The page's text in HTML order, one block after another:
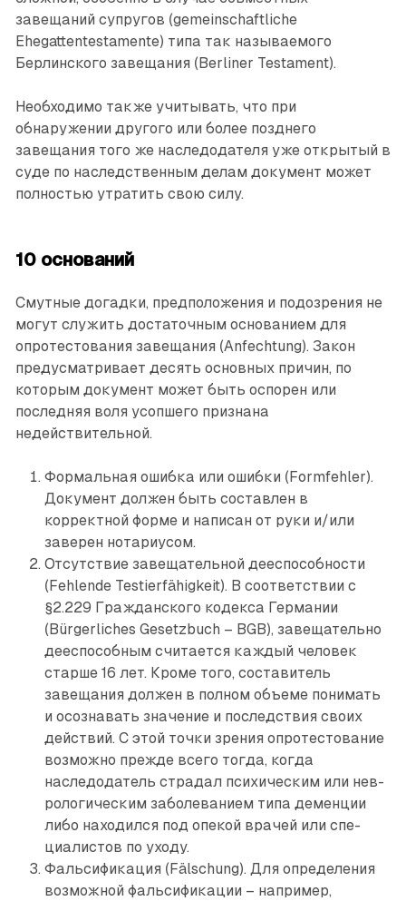
завещаний супругов (gemeinschaftliche
Ehegattentestamente) типа так называемого
Берлинского завещания (Berliner Testament).
Необходимо также учитывать, что при
обнаружении другого или более позднего
завещания того же наследодателя уже открытый в
суде по наследственным делам документ может
полностью утратить свою силу.
10 оснований
Смутные догадки, предположения и подозрения не
могут служить достаточным основанием для
опротестования завещания (Anfechtung). Закон
предусмат­ривает десять основных причин, по
которым документ может быть оспорен или
последняя воля усопшего признана
недействительной.
Формальная ошибка или ошибки (Formfehler).
Документ должен быть составлен в
корректной форме и написан от руки и/или
заверен нотариусом.
Отсутствие завещательной дееспособности
(Fehlende Testierfähigkeit). В соответствии с
§2.229 Гражданского кодекса Германии
(Bürgerliches Gesetzbuch – BGB), завещательно
дее­способным считается каждый человек
старше 16 лет. Кроме того, составитель
завещания должен в полном объеме понимать
и осознавать значение и последствия своих
действий. С этой точки зрения опротестование
возможно прежде всего тогда, когда
наследодатель страдал психическим или нев­
рологическим заболеванием типа деменции
либо находился под опекой врачей или спе­
циалистов по уходу.
Фальсификация (Fälschung). Для определения
возможной фальсификации – например,